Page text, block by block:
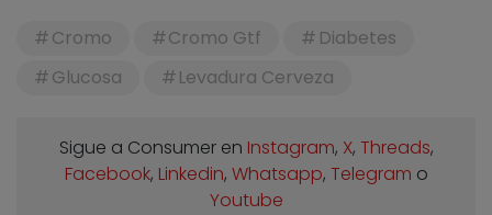
Cromo Cromo Gtf
Diabetes
Glucosa
Levadura Cerveza
Sigue a Consumer en Instagram, X, Threads,
Facebook, Linkedin, Whatsapp, Telegram o
Youtube